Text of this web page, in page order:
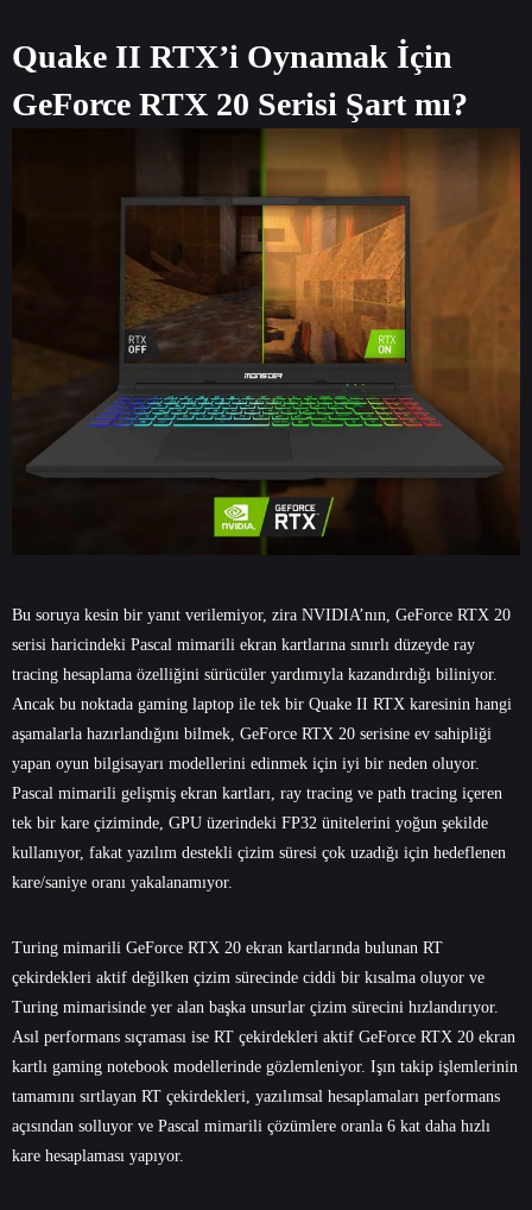
Quake II RTX’i Oynamak İçin
GeForce RTX 20 Serisi Şart mı?
Bu soruya kesin bir yanıt verilemiyor, zira NVIDIA’nın, GeForce RTX 20
serisi haricindeki Pascal mimarili ekran kartlarına sınırlı düzeyde ray
tracing hesaplama özelliğini sürücüler yardımıyla kazandırdığı biliniyor.
Ancak bu noktada gaming laptop ile tek bir Quake II RTX karesinin hangi
aşamalarla hazırlandığını bilmek, GeForce RTX 20 serisine ev sahipliği
yapan oyun bilgisayarı modellerini edinmek için iyi bir neden oluyor.
Pascal mimarili gelişmiş ekran kartları, ray tracing ve path tracing içeren
tek bir kare çiziminde, GPU üzerindeki FP32 ünitelerini yoğun şekilde
kullanıyor, fakat yazılım destekli çizim süresi çok uzadığı için hedeflenen
kare/saniye oranı yakalanamıyor.
Turing mimarili GeForce RTX 20 ekran kartlarında bulunan RT
çekirdekleri aktif değilken çizim sürecinde ciddi bir kısalma oluyor ve
Turing mimarisinde yer alan başka unsurlar çizim sürecini hızlandırıyor.
Asıl performans sıçraması ise RT çekirdekleri aktif GeForce RTX 20 ekran
kartlı gaming notebook modellerinde gözlemleniyor. Işın takip işlemlerinin
tamamını sırtlayan RT çekirdekleri, yazılımsal hesaplamaları performans
açısından solluyor ve Pascal mimarili çözümlere oranla 6 kat daha hızlı
kare hesaplaması yapıyor.